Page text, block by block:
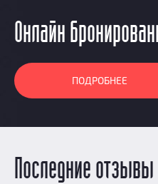
Онлайн
ПОДРОБНЕЕ
Последние отзывы